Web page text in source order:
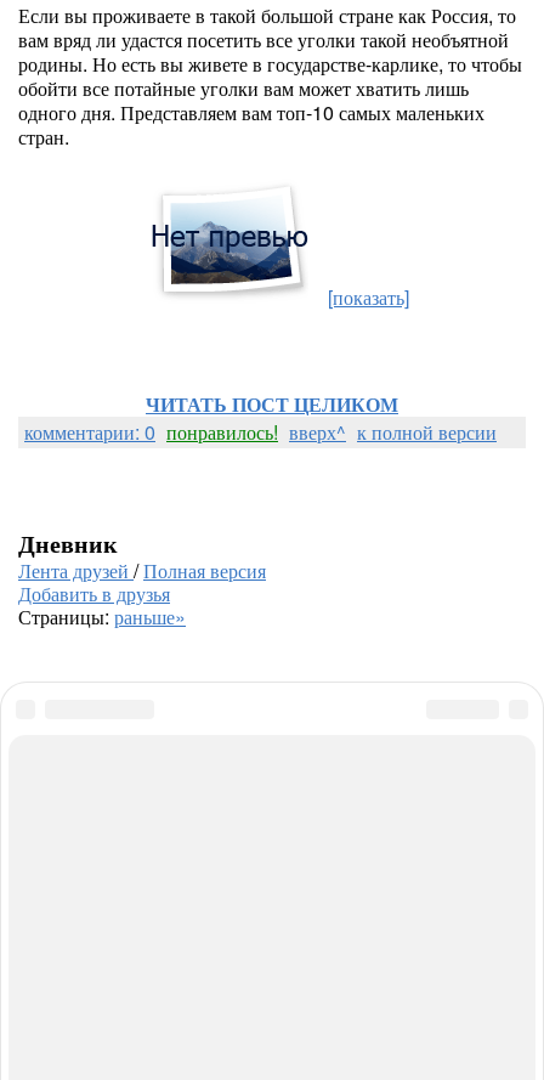
Если вы проживаете в такой большой стране как Россия, то
вам вряд ли удастся посетить все уголки такой необъятной
родины. Но есть вы живете в государстве-карлике, то чтобы
обойти все потайные уголки вам может хватить лишь
одного дня. Представляем вам топ-10 самых маленьких
стран.
[показать]
ЧИТАТЬ ПОСТ ЦЕЛИКОМ
комментарии: 0 понравилось! вверх^ к полной версии
Дневник
Лента друзей /Полная версия
Добавить в друзья
Страницы: раньше»